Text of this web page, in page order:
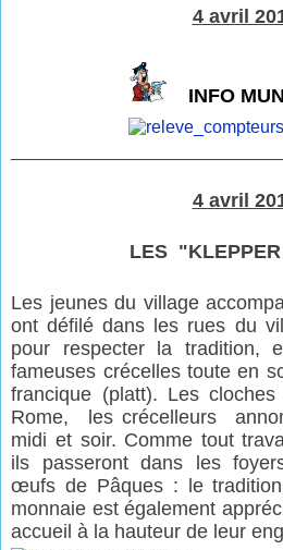
4 avril
INFO
4 avril
LES "
Les jeunes du village
ont défilé dans les rues du
pour respecter la tradition,
fameuses crécelles toute en
francique (platt). Les
Rome, les crécelleurs
midi et soir. Comme tout
ils passeront dans les
œufs de Pâques : le
monnaie est également
accueil à la hauteur de leur